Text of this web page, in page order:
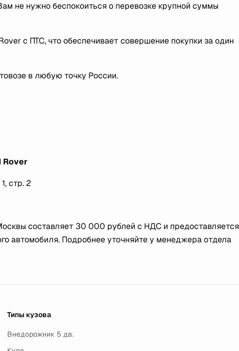
не нужно беспокоиться о перевозке крупной суммы
c ПТС, что обеспечивает совершение покупки за один
в любую точку России.
Rover
стр. 2
составляет 30 000 рублей с НДС и предоставляется
автомобиля. Подробнее уточняйте у менеджера отдела
Типы кузова
Внедорожник 5 дв.